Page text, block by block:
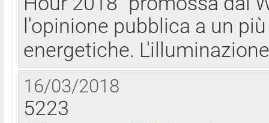
l'opinione pubblica a un
energetiche.
16/03/2018
5223